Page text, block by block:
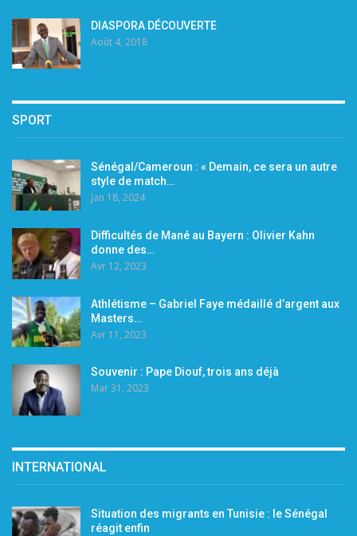
DIASPORA DÉCOUVERTE
Août 4, 2018
SPORT
Sénégal/Cameroun : « Demain, ce sera un autre
style de match…
Jan 18, 2024
Difficultés de Mané au Bayern : Olivier Kahn
donne des…
Avr 12, 2023
Athlétisme – Gabriel Faye médaillé d’argent aux
Masters…
Avr 11, 2023
Souvenir : Pape Diouf, trois ans déjà
Mar 31, 2023
INTERNATIONAL
Situation des migrants en Tunisie : le Sénégal
réagit enfin